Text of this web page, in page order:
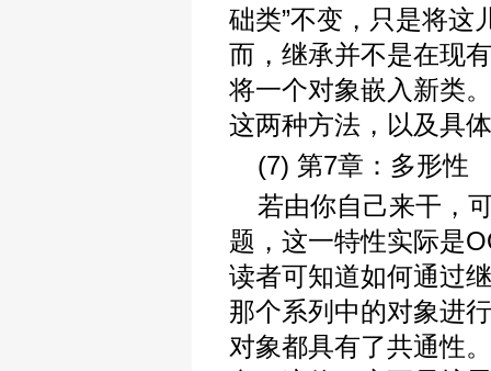
础类”不变，只是将这
而，继承并不是在现
将一个对象嵌入新类
这两种方法，以及具
(7) 第7章：多形性
若由你自己来干，
题，这一特性实际是
读者可知道如何通过
那个系列中的对象进
对象都具有了共通性